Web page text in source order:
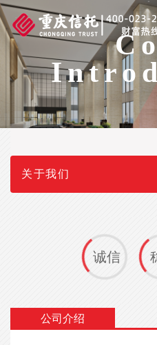
关于我们
诚信
公司介绍